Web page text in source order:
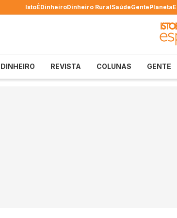
IstoÉDinheiroDinheiro RuralSaúdeGentePlaneta
DINHEIRO REVISTA COLUNAS GENTE